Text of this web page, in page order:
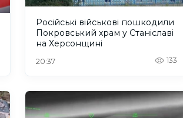
Російські військові пошкодили
Покровський храм у Станіславі
на Херсонщині
20:37 133